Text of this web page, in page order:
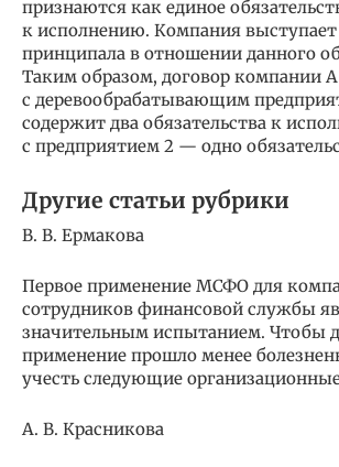
признаются как единое
к исполнению. Компания выступает
принципала в отношении данного
Таким образом, договор компании А
с деревообрабатывающим
содержит два обязательства к
с предприятием 2 — одно
Другие статьи рубрики
В. В. Ермакова
Первое применение МСФО для
сотрудников финансовой службы
значительным испытанием. Чтобы
применение прошло менее
учесть следующие
А. В. Красникова